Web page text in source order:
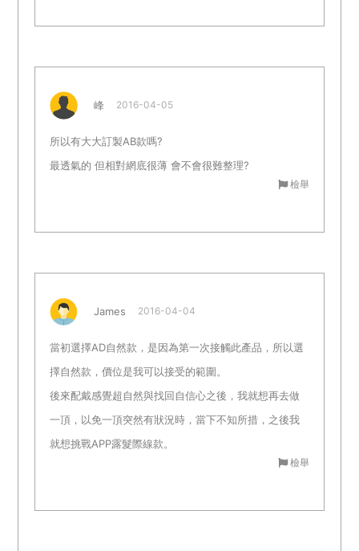
峰 2016-04-05
所以有大大訂製AB款嗎?
最透氣的 但相對網底很薄 會不會很難整理?
檢舉
James 2016-04-04
當初選擇AD自然款，是因為第一次接觸此產品，所以選
擇自然款，價位是我可以接受的範圍。
後來配戴感覺超自然與找回自信心之後，我就想再去做
一頂，以免一頂突然有狀況時，當下不知所措，之後我
就想挑戰APP露髮際線款。
檢舉